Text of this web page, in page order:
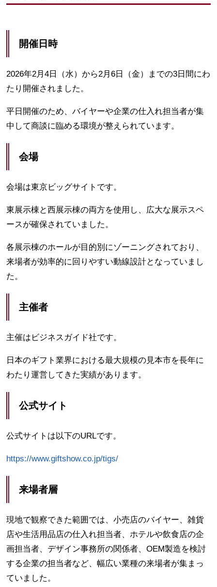
開催日時
2026年2月4日（水）から2月6日（金）までの3日間にわ
たり開催されました。
平日開催のため、バイヤーや企業の仕入れ担当者が集
中して商談に臨める環境が整えられています。
会場
会場は東京ビッグサイトです。
東展示棟と西展示棟の両方を使用し、広大な展示スペ
ースが確保されていました。
各展示棟のホールが目的別にゾーニングされており、
来場者が効率的に回りやすい動線設計となっていまし
た。
主催者
主催はビジネスガイド社です。
日本のギフト業界における最大規模の見本市を長年に
わたり運営してきた実績があります。
公式サイト
公式サイトは以下のURLです。
https://www.giftshow.co.jp/tigs/
来場者層
現地で観察できた範囲では、小売店のバイヤー、雑貨
店や生活用品店の仕入れ担当者、ホテルや飲食店の企
画担当者、デザイン事務所の関係者、OEM製造を検討
する企業の担当者など、幅広い業種の来場者が集まっ
ていました。